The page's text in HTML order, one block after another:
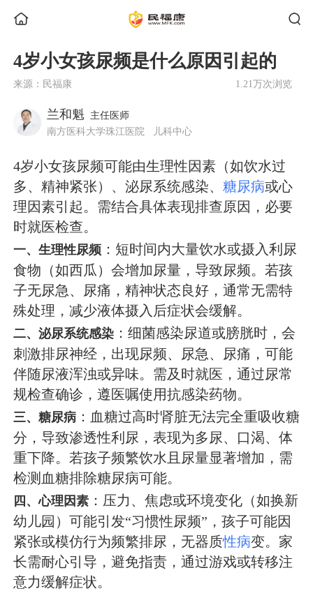
4岁小女孩尿频是什么原因引起的
来源：民福康 1.21万次浏览
兰和魁 主任医师
南方医科大学珠江医院
儿科中心
4岁小女孩尿频可能由生理性因素（如饮水过
多、精神紧张）、泌尿系统感染、 糖尿病或心
理因素引起。需结合具体表现排查原因，必要
时就医检查。
一、生理性尿频：短时间内大量饮水或摄入利尿
食物（如西瓜）会增加尿量，导致尿频。若孩
子无尿急、尿痛，精神状态良好，通常无需特
殊处理，减少液体摄入后症状会缓解。
二、泌尿系统感染：细菌感染尿道或膀胱时，会
刺激排尿神经，出现尿频、尿急、尿痛，可能
伴随尿液浑浊或异味。需及时就医，通过尿常
规检查确诊，遵医嘱使用抗感染药物。
三、糖尿病：血糖过高时肾脏无法完全重吸收糖
分，导致渗透性利尿，表现为多尿、口渴、体
重下降。若孩子频繁饮水且尿量显著增加，需
检测血糖排除糖尿病可能。
四、心理因素：压力、焦虑或环境变化（如换新
幼儿园）可能引发“习惯性尿频”，孩子可能因
紧张或模仿行为频繁排尿，无器质性病变。家
长需耐心引导，避免指责，通过游戏或转移注
意力缓解症状。